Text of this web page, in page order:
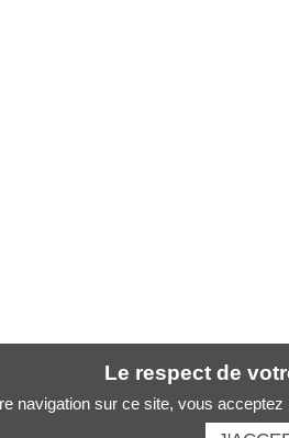
Le respect de
navigation sur ce site, vous